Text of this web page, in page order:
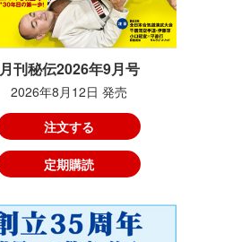
月刊秘伝2026年9月号
2026年8月12日 発売
注文する
定期購読